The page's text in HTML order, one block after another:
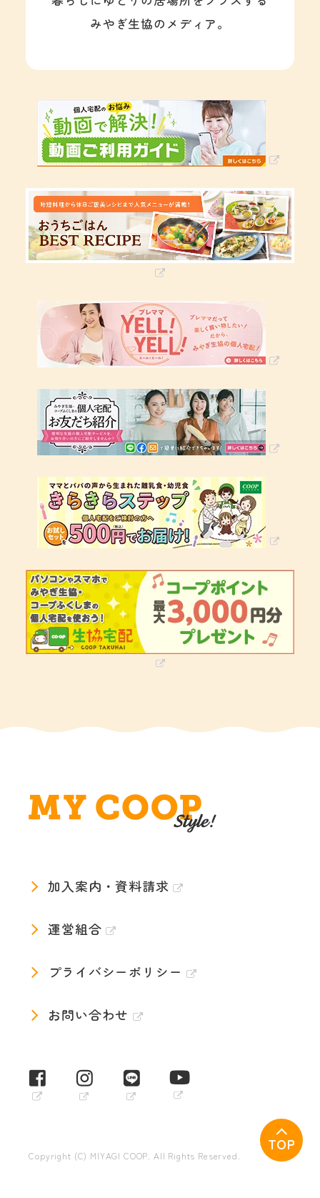
みやぎ生協のメディア。
TOP
加入案内・資料請求
運営組合
プライバシーポリシー
お問い合わせ
Copyright (C) MIYAGI COOP. All Rights Reserved.